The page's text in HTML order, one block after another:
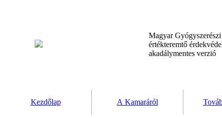
Magyar
értékteremtő
akadálymentes verzió
Kezdőlap A Kamaráról